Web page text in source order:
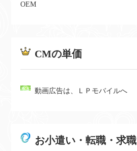
OEM
CMの単価
動画広告は、ＬＰモバイルへ
お小遣い・転職・求職